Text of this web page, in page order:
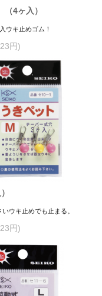
4ヶ入）
ウキ止めゴム！
円)
ウキ止めでも止まる。
円)